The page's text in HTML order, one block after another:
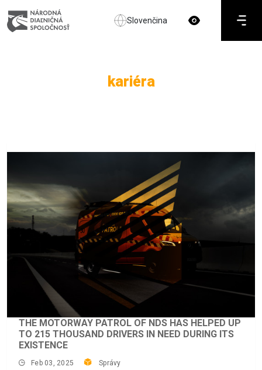
Slovenčina
kariéra
THE MOTORWAY PATROL OF NDS HAS HELPED UP
TO 215 THOUSAND DRIVERS IN NEED DURING ITS
EXISTENCE
Feb 03, 2025 Správy